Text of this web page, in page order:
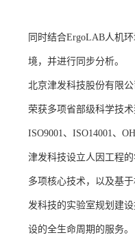
同时结合ErgoLAB人机
境，并进行同步分析。
北京津发科技股份有限
荣获多项省部级科学技
ISO9001、ISO14001、
津发科技设立人因工程
多项核心技术，以及基
发科技的实验室规划建
设的全生命周期的服务。